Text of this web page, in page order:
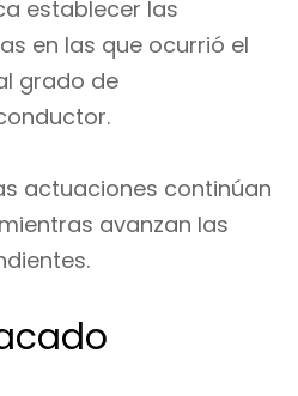
establecer las
en las que ocurrió el
grado de
actuaciones continúan
avanzan las